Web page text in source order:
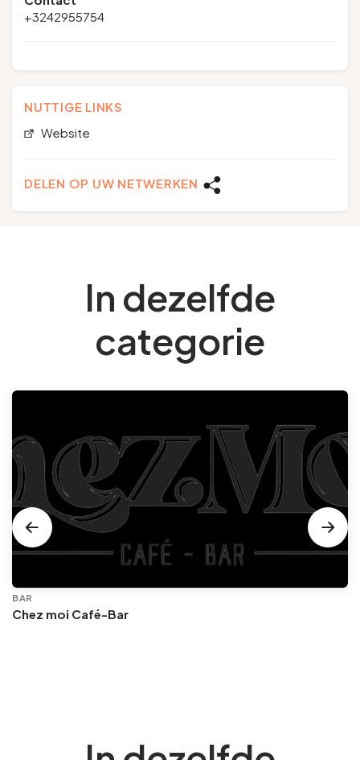
+3242955754
NUTTIGE LINKS
Website
DELEN OP UW NETWERKEN
In dezelfde
categorie
BAR
Chez moi Café-Bar